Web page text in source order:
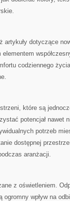
artykuły dotyczące
codziennego
które są
potencjał nawet
potrzeb
dostępnej
aranżacji.
z oświetleniem.
wpływ na